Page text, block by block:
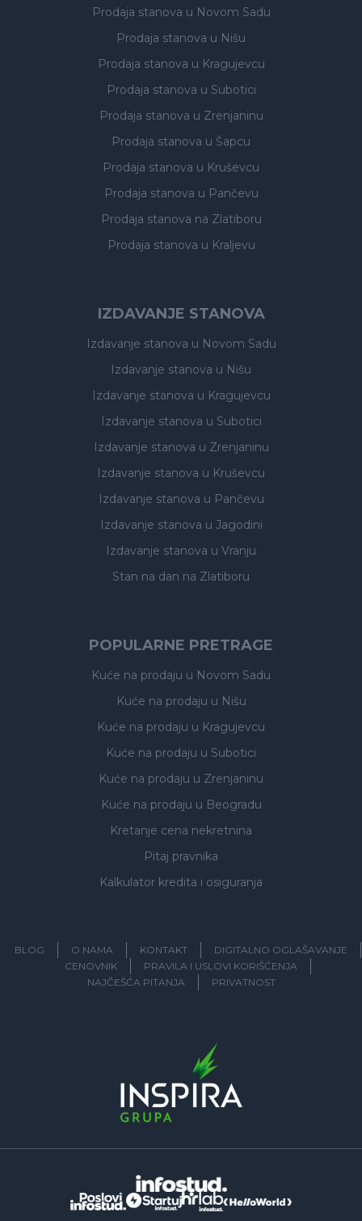
Prodaja stanova u Novom Sadu
Prodaja stanova u Nišu
Prodaja stanova u Kragujevcu
Prodaja stanova u Subotici
Prodaja stanova u Zrenjaninu
Prodaja stanova u Šapcu
Prodaja stanova u Kruševcu
Prodaja stanova u Pančevu
Prodaja stanova na Zlatiboru
Prodaja stanova u Kraljevu
IZDAVANJE STANOVA
Izdavanje stanova u Novom Sadu
Izdavanje stanova u Nišu
Izdavanje stanova u Kragujevcu
Izdavanje stanova u Subotici
Izdavanje stanova u Zrenjaninu
Izdavanje stanova u Kruševcu
Izdavanje stanova u Pančevu
Izdavanje stanova u Jagodini
Izdavanje stanova u Vranju
Stan na dan na Zlatiboru
POPULARNE PRETRAGE
Kuće na prodaju u Novom Sadu
Kuće na prodaju u Nišu
Kuće na prodaju u Kragujevcu
Kuće na prodaju u Subotici
Kuće na prodaju u Zrenjaninu
Kuće na prodaju u Beogradu
Kretanje cena nekretnina
Pitaj pravnika
Kalkulator kredita i osiguranja
BLOG O NAMA KONTAKT
DIGITALNO OGLAŠAVANJE
CENOVNIK
PRAVILA I USLOVI KORIŠĆENJA
NAJČEŠĆA PITANJA
PRIVATNOST